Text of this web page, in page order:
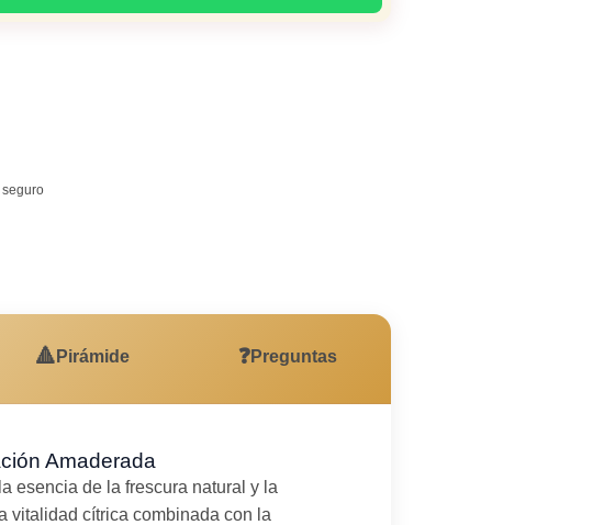
🔺 Pirámide ❓Preguntas
Amaderada
esencia de la frescura natural y la
vitalidad cítrica combinada con la